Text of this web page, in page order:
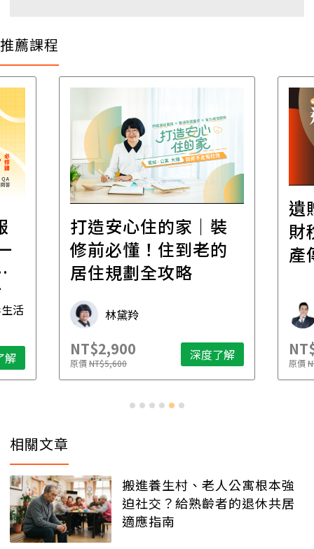
推薦課程
活
解
打造安心住的家｜裝
修前必懂！住到老的
居住規劃全攻略
林黛羚
NT$2,900
原價NT$5,600 深度了解
遺
財
產
原價
相關文章
搬進養生村、老人公寓根本強
迫社交？給熟齡者的退休共居
適應指南